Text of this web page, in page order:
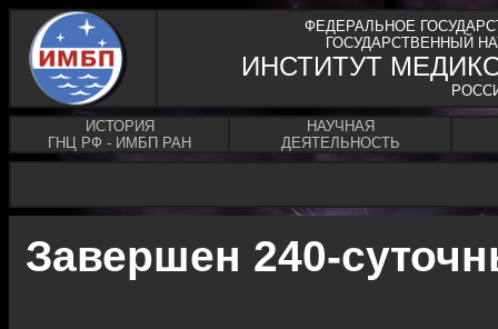
ФЕДЕРАЛЬНОЕ
ГОСУДАРСТВЕННЫЙ
ИНСТИТУТ
ИСТОРИЯ
ГНЦ РФ - ИМБП РАН
НАУЧНАЯ
ДЕЯТЕЛЬНОСТЬ
Завершен 240-